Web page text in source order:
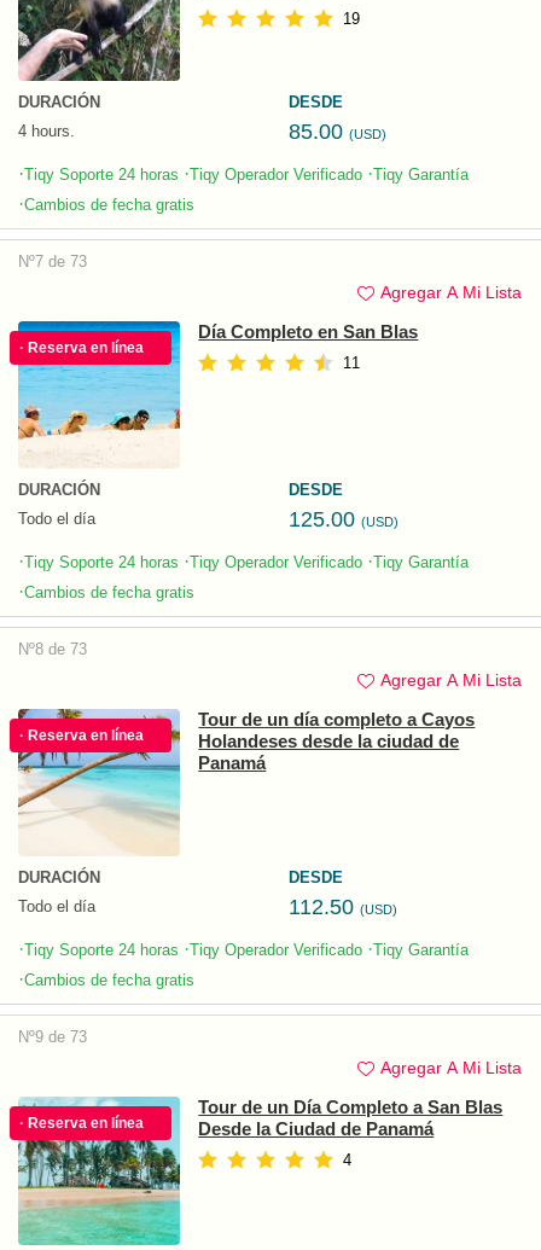
19
DURACIÓN
4 hours.
DESDE
85.00 (USD)
·Tiqy Soporte 24 horas ·Tiqy Operador Verificado ·Tiqy Garantía
·Cambios de fecha gratis
Nº7 de 73
Agregar A Mi Lista
· Reserva en línea
Día Completo en San Blas
11
DURACIÓN
Todo el día
DESDE
125.00 (USD)
·Tiqy Soporte 24 horas ·Tiqy Operador Verificado ·Tiqy Garantía
·Cambios de fecha gratis
Nº8 de 73
Agregar A Mi Lista
· Reserva en línea
Tour de un día completo a Cayos
Holandeses desde la ciudad de
Panamá
DURACIÓN
Todo el día
DESDE
112.50 (USD)
·Tiqy Soporte 24 horas ·Tiqy Operador Verificado ·Tiqy Garantía
·Cambios de fecha gratis
Nº9 de 73
Agregar A Mi Lista
· Reserva en línea
Tour de un Día Completo a San Blas
Desde la Ciudad de Panamá
4